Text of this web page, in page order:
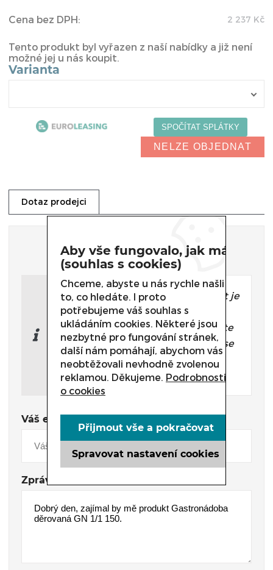
Cena bez DPH: 2 237 Kč
Tento produkt byl vyřazen z naší nabídky a již není
možné jej u nás koupit.
Varianta
NELZE OBJEDNAT
Dotaz prodejci
Dotaz prodejci
Potřebujete poradit, který produkt je
přesně pro Vás?
Nevíte si rady s výběrem nebo máte
jakékoliv další otázky? Neváhejte se
na nás obrátit a my Vám rádi
pomůžeme.
Váš e-mail
Zpráva
Aby vše fungovalo, jak má
(souhlas s cookies)
Chceme, abyste u nás rychle našli
to, co hledáte. I proto
potřebujeme váš souhlas s
ukládáním cookies. Některé jsou
nezbytné pro fungování stránek,
další nám pomáhají, abychom vás
neobtěžovali nevhodně zvolenou
reklamou. Děkujeme. Podrobnosti
o cookies
Spravovat nastavení cookies
Přijmout vše a pokračovat